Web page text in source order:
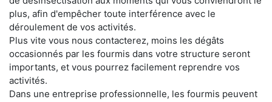
plus, afin d'empêcher toute interférence avec le
déroulement de vos activités.
Plus vite vous nous contacterez, moins les dégâts
occasionnés par les fourmis dans votre structure seront
importants, et vous pourrez facilement reprendre vos
activités.
Dans une entreprise professionnelle, les fourmis peuvent